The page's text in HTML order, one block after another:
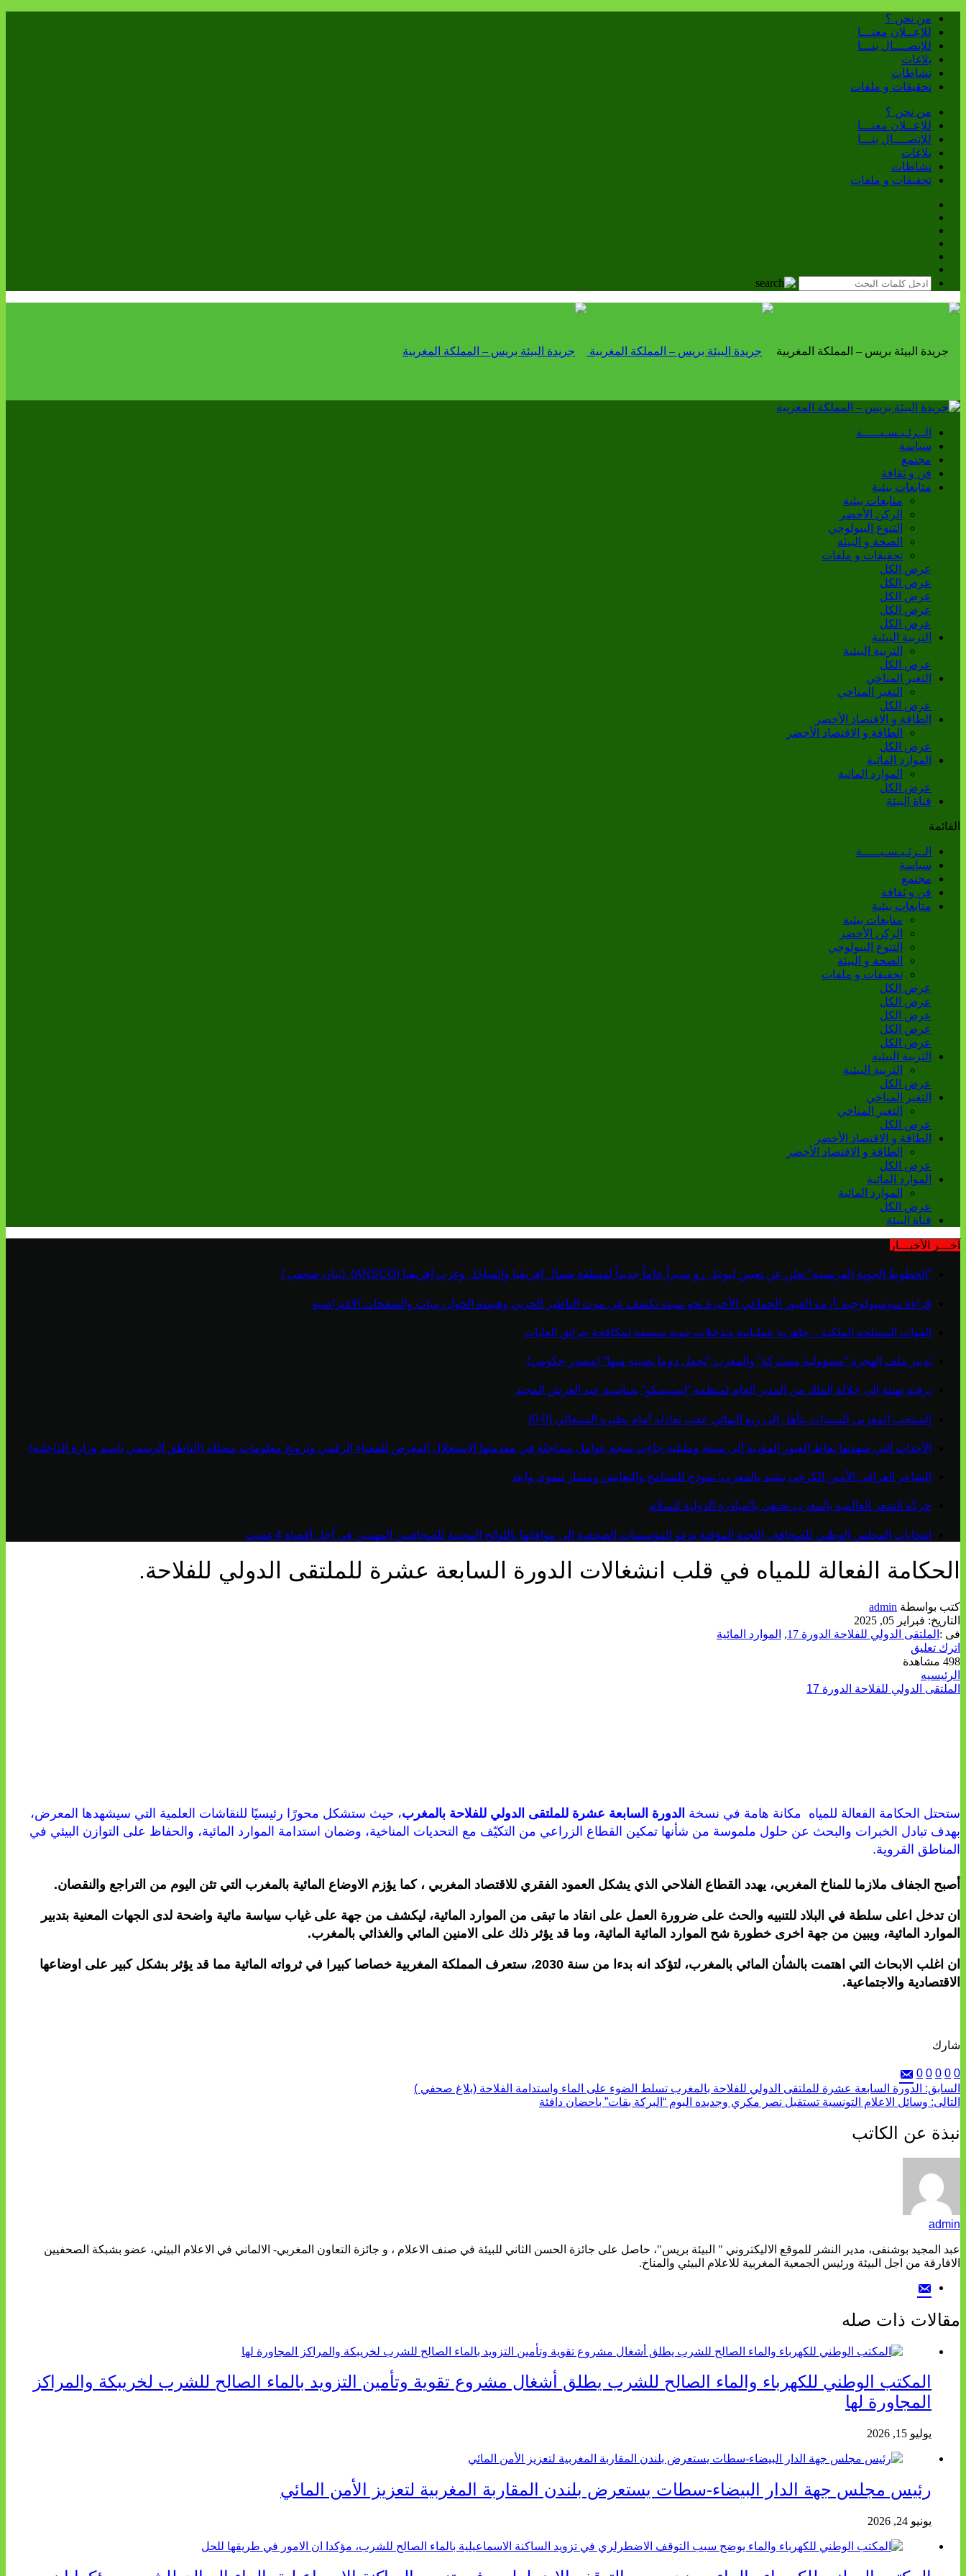
من نحن ؟
للإعــلان معنـــا
للإتصــــال بنـــا
بلاغات
نشاطات
تحقيقات و ملفات
من نحن ؟
للإعــلان معنـــا
للإتصــــال بنـــا
بلاغات
نشاطات
تحقيقات و ملفات
الــرئـيـسـيـــــة
سياسة
مجتمع
فن و ثقافة
متابعات بيئية
متابعات بيئية
الركن الأخضر
التنوع البيولوجي
الصحة و البيئة
تحقيقات و ملفات
عرض الكل
عرض الكل
عرض الكل
عرض الكل
عرض الكل
التربية البيئية
التربية البيئية
عرض الكل
التغير المناخي
التغير المناخي
عرض الكل
الطاقة و الاقتصاد الأخضر
الطاقة و الاقتصاد الأخضر
عرض الكل
الموارد المائية
الموارد المائية
عرض الكل
قناة البيئة
القائمة
الــرئـيـسـيـــــة
سياسة
مجتمع
فن و ثقافة
متابعات بيئية
متابعات بيئية
الركن الأخضر
التنوع البيولوجي
الصحة و البيئة
تحقيقات و ملفات
عرض الكل
عرض الكل
عرض الكل
عرض الكل
عرض الكل
التربية البيئية
التربية البيئية
عرض الكل
التغير المناخي
التغير المناخي
عرض الكل
الطاقة و الاقتصاد الأخضر
الطاقة و الاقتصاد الأخضر
عرض الكل
الموارد المائية
الموارد المائية
عرض الكل
قناة البيئة
آخـــر الأخبـــار
“الخطوط الجوية الفرنسية” تعلن عن تعيين ليونيل رو مديراً عاماً جديداً لمنطقة شمال إفريقيا والساحل وغرب إفريقيا (ANSCO) .(بيان صحفي )
قراءة سوسيولوجية :أزمة العبور الجماعي الأخيرة نحو سبتة تكشف عن موت التاطير الحزبي وهيمنة الخوارزميات والصفحات الافتراضية
القوات المسلحة الملكية .. جاهزية عملياتية وتدخلات جوية منسقة لمكافحة حرائق الغابات
تدبير ملف الهجرة “مسؤولية مشتركة” والمغرب “تحمل دوما نصيبه منها” (مصدر حكومي)
برقية تهنئة إلى جلالة الملك من المدير العام لمنظمة “إيسيسكو” بمناسبة عيد العرش المجيد
المنتخب المغربي للسيدات يتأهل إلى ربع النهائي عقب تعادله أمام نظيره السنغالي (0-0)
الأحداث التي شهدتها نقاط العبور المؤدية إلى سبتة ومليلية جاءت نتيجة عوامل متداخلة في مقدمتها الاستغلال المغرض للفضاء الرقمي وترويج معلومات مضللة (الناطق الرسمي باسم وزارة الداخلية)
الشاعر العراقي الأمين الكرخي يشيد بالمغرب: نموذج للتسامح والتعايش ومسار تنموي واعد
حركة الشعر العالمية بالمغرب تحتفي بالمبادرة الدولية للسلام
انتخابات المجلس الوطني للصحافة.. اللجنة المؤقتة تدعو المؤسسات الصحفية إلى موافاتها باللوائح المحينة للصحافيين المهنيين في أجل أقصاه 4 غشت
الحكامة الفعالة للمياه في قلب انشغالات الدورة السابعة عشرة للملتقى الدولي للفلاحة.
كتب بواسطة admin
التاريخ: فبراير 05, 2025
فى : الملتقى الدولي للفلاحة الدورة 17 , الموارد المائية
اترك تعليق
498 مشاهدة
الرئيسيه
الملتقى الدولي للفلاحة الدورة 17
ستحتل الحكامة الفعالة للمياه مكانة هامة في نسخة الدورة السابعة عشرة للملتقى الدولي للفلاحة بالمغرب، حيث ستشكل محورًا رئيسيًا للنقاشات العلمية التي سيشهدها المعرض،
بهدف تبادل الخبرات والبحث عن حلول ملموسة من شأنها تمكين القطاع الزراعي من التكيّف مع التحديات المناخية، وضمان استدامة الموارد المائية، والحفاظ على التوازن البيئي في
المناطق القروية.
أصبح الجفاف ملازما للمناخ المغربي، يهدد القطاع الفلاحي الذي يشكل العمود الفقري للاقتصاد المغربي ، كما يؤزم الاوضاع المائية بالمغرب التي تئن اليوم من التراجع والنقصان.
ان تدخل اعلى سلطة في البلاد للتنبيه والحث على ضرورة العمل على انقاد ما تبقى من الموارد المائية، ليكشف من جهة على غياب سياسة مائية واضحة لدى الجهات المعنية بتدبير
الموارد المائية، ويبين من جهة اخرى خطورة شح الموارد المائية المائية، وما قد يؤثر ذلك على الامنين المائي والغذائي بالمغرب.
ان اغلب الابحاث التي اهتمت بالشأن المائي بالمغرب، لتؤكد انه بدءا من سنة 2030، ستعرف المملكة المغربية خصاصا كبيرا في ثرواته المائية مما قد يؤثر بشكل كبير على اوضاعها
الاقتصادية والاجتماعية.
شارك
0
0
0
0
0
السابق: الدورة السابعة عشرة للملتقى الدولي للفلاحة بالمغرب تسلط الضوء على الماء واستدامة الفلاحة (بلاغ صحفي )
التالى: وسائل الاعلام التونسية تستقبل نصر مكري وجديده البوم “البركة بقات” باحضان دافئة
نبذة عن الكاتب
admin
عبد المجيد بوشنفى، مدير النشر للموقع الاليكتروني " البيئة بريس"، حاصل على جائزة الحسن الثاني للبيئة في صنف الاعلام ، و جائزة التعاون المغربي- الالماني في الاعلام البيئي، عضو بشبكة الصحفيين
الافارقة من اجل البيئة ورئيس الجمعية المغربية للاعلام البيئي والمناخ.
مقالات ذات صله
المكتب الوطني للكهرباء والماء الصالح للشرب يطلق أشغال مشروع تقوية وتأمين التزويد بالماء الصالح للشرب لخريبكة والمراكز
المجاورة لها
يوليو 15, 2026
رئيس مجلس جهة الدار البيضاء-سطات يستعرض بلندن المقاربة المغربية لتعزيز الأمن المائي
يونيو 24, 2026